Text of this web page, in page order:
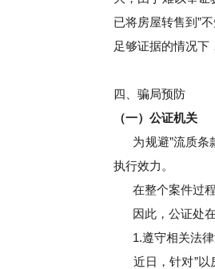
已将房屋转售到”
足够证据的情况下
四、骗局预防
（一）公证机关
为规避”流质
执行效力。
在整个案件过
因此，公证处
1.遵守相关法
近日，针对”